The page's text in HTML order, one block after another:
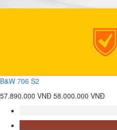
B&W 706 S2
57.890.000 VNĐ 58.000.000 VNĐ